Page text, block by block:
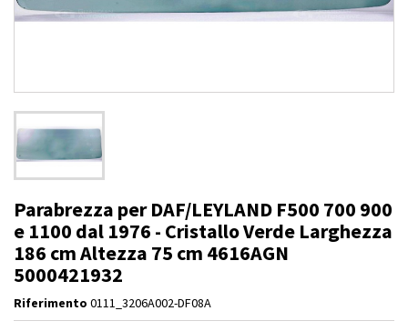
Parabrezza per DAF/LEYLAND F500 700 900
e 1100 dal 1976 - Cristallo Verde Larghezza
186 cm Altezza 75 cm 4616AGN
5000421932
Riferimento 0111_3206A002-DF08A